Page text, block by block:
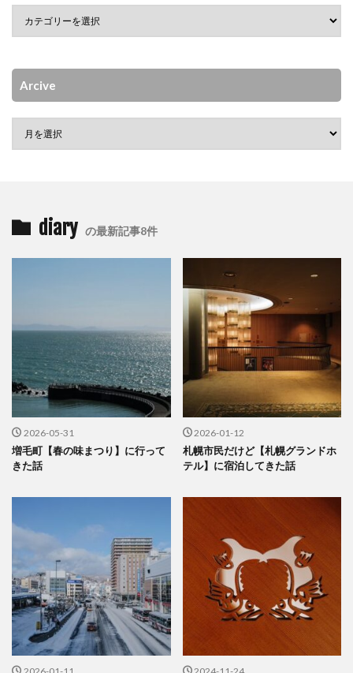
Arcive
diary の最新記事8件
2026-05-31
増毛町【春の味まつり】に行って
きた話
2026-01-12
札幌市民だけど【札幌グランドホ
テル】に宿泊してきた話
2026-01-11 2024-11-24